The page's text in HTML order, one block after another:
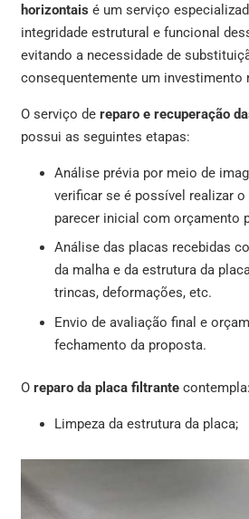
horizontais é um serviço
integridade estrutural e funcional
evitando a necessidade de
consequentemente um investimento
O serviço dereparo e recuperação
possui as seguintes etapas:
Análise prévia por meio de
verificar se é possível realizar o
parecer inicial com orçamento
Análise das placas recebidas
da malha e da estrutura da
trincas, deformações, etc.
Envio de avaliação final e
fechamento da proposta.
Oreparo da placa filtrantecontempla:
Limpeza da estrutura da placa;